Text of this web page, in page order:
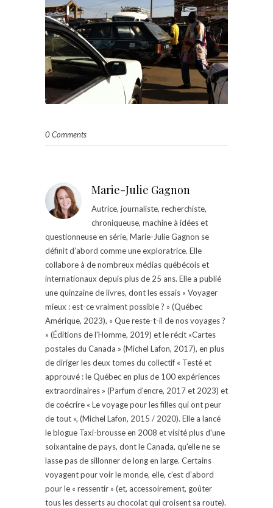
0 Comments
Marie-Julie Gagnon
Autrice, journaliste, recherchiste,
chroniqueuse, machine à idées et
questionneuse en série, Marie-Julie Gagnon se
définit d’abord comme une exploratrice. Elle
collabore à de nombreux médias québécois et
internationaux depuis plus de 25 ans. Elle a publié
une quinzaine de livres, dont les essais « Voyager
mieux : est-ce vraiment possible ? » (Québec
Amérique, 2023), « Que reste-t-il de nos voyages ?
» (Éditions de l'Homme, 2019) et le récit «Cartes
postales du Canada » (Michel Lafon, 2017), en plus
de diriger les deux tomes du collectif « Testé et
approuvé : le Québec en plus de 100 expériences
extraordinaires » (Parfum d'encre, 2017 et 2023) et
de coécrire « Le voyage pour les filles qui ont peur
de tout », (Michel Lafon, 2015 / 2020). Elle a lancé
le blogue Taxi-brousse en 2008 et visité plus d'une
soixantaine de pays, dont le Canada, qu'elle ne se
lasse pas de sillonner de long en large. Certains
voyagent pour voir le monde, elle, c’est d’abord
pour le « ressentir » (et, accessoirement, goûter
tous les desserts au chocolat qui croisent sa route).